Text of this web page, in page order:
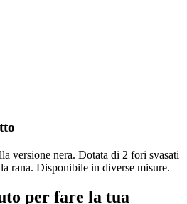
versione nera. Dotata di 2 fori svasati
rana. Disponibile in diverse misure.
per fare la tua